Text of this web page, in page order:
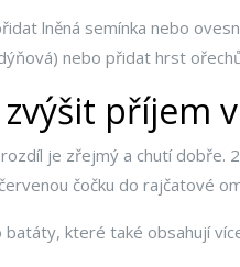
lněná semínka nebo
nebo přidat hrst
příjem
je zřejmý a chutí dobře.
čočku do rajčatové
které také obsahují